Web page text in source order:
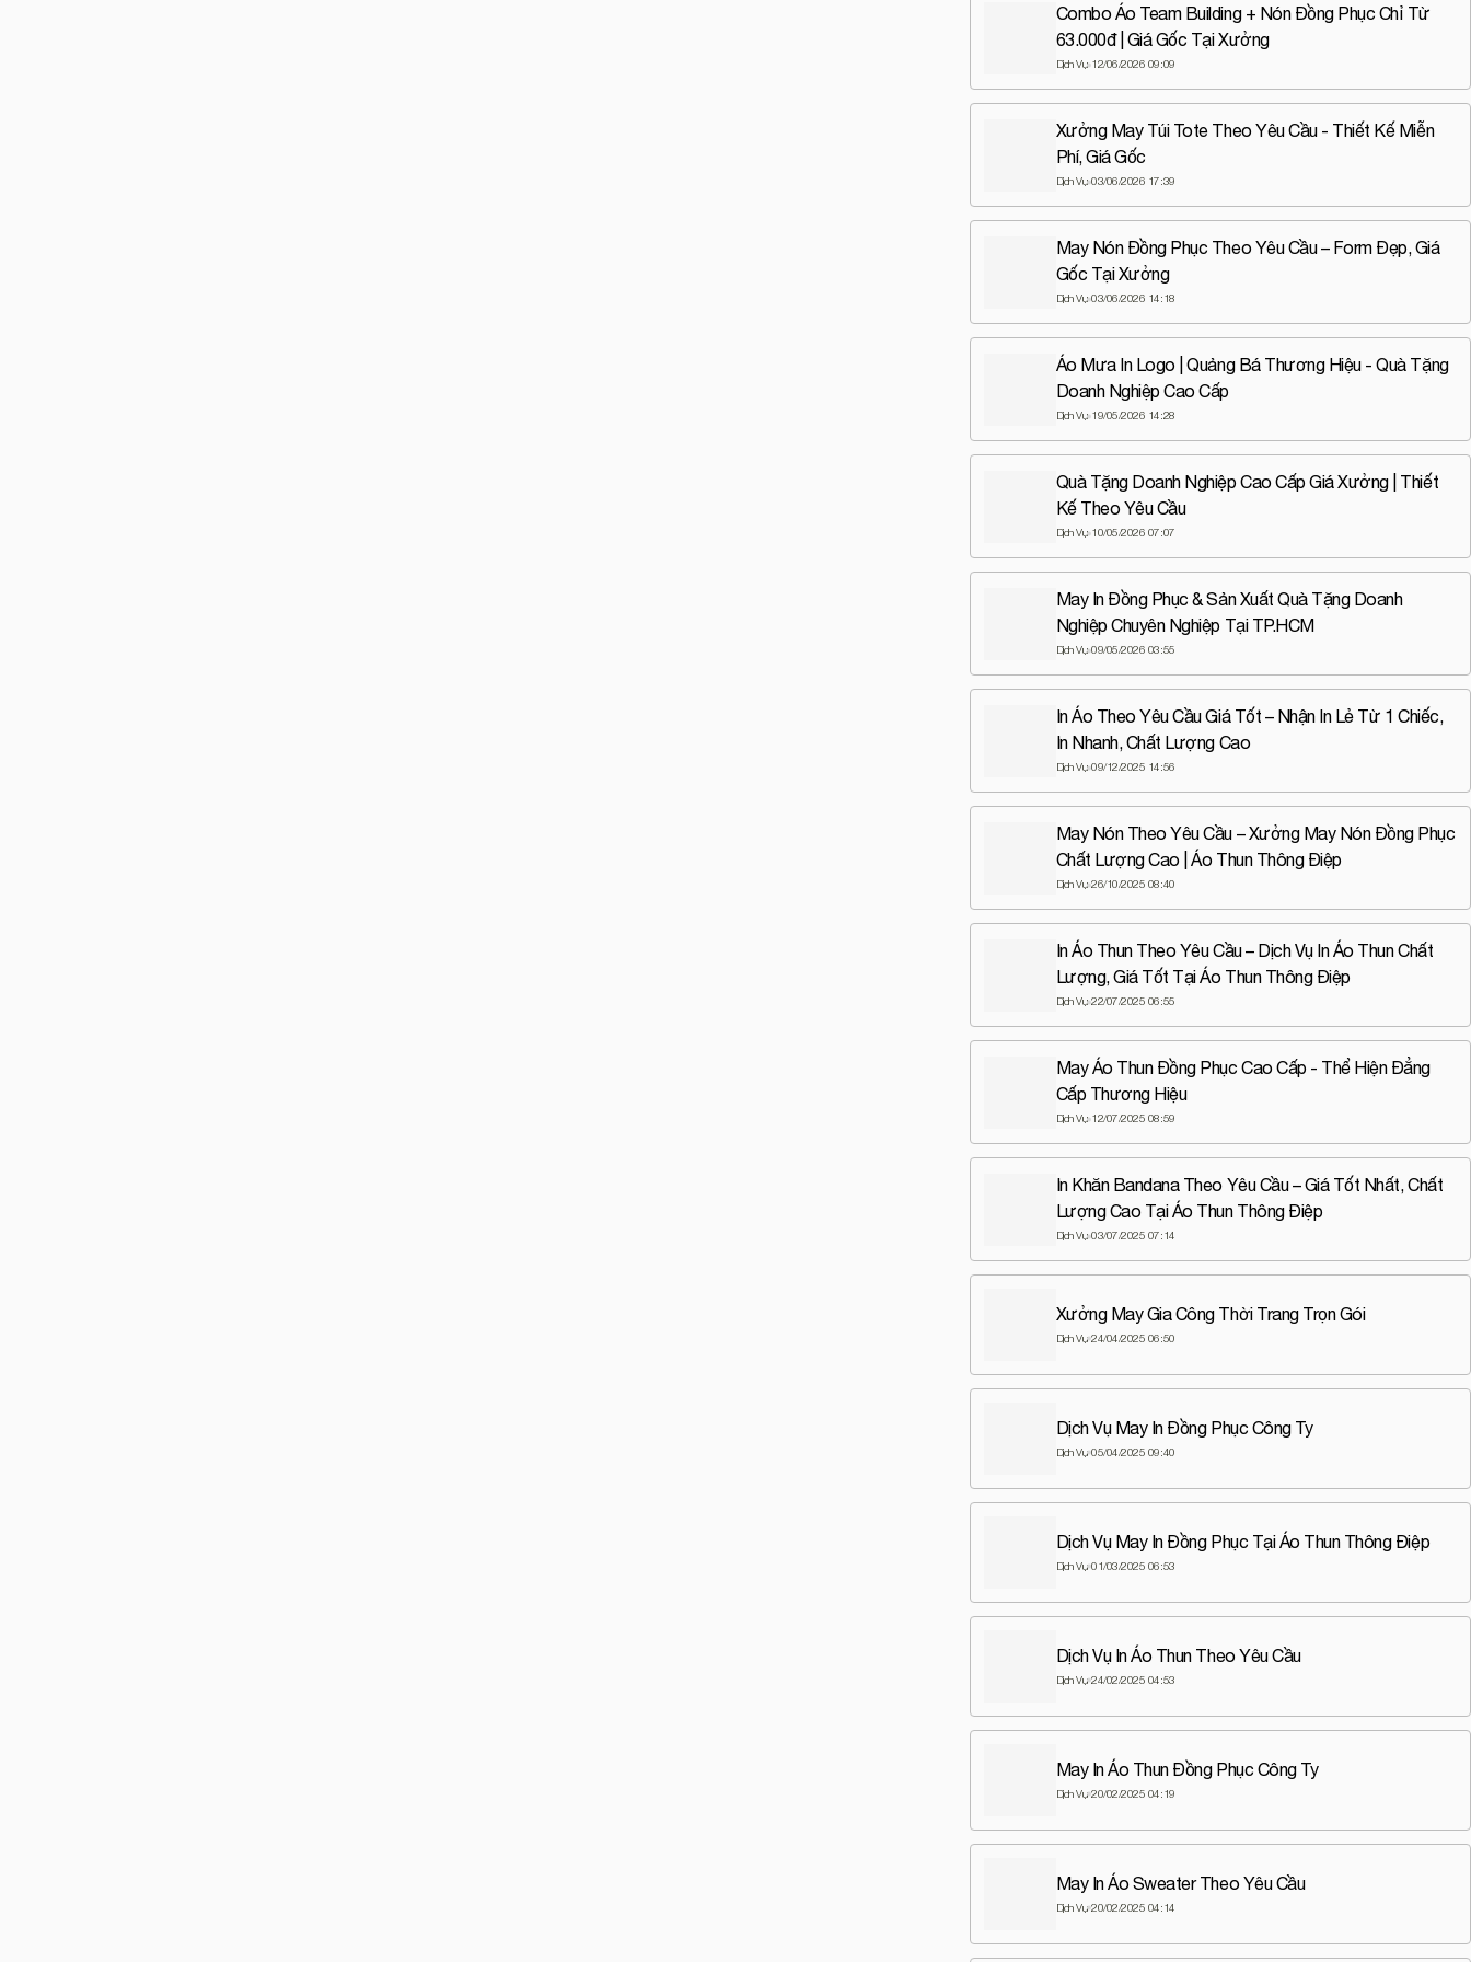
truyền thông thương hiệu
Combo Áo Team Building + Nón Đồng Phục Chỉ Từ
63.000đ | Giá Gốc Tại Xưởng
Dịch Vụ 12/06/2026 09:09
Xưởng May Túi Tote Theo Yêu Cầu - Thiết Kế Miễn
Phí, Giá Gốc
Dịch Vụ 03/06/2026 17:39
May Nón Đồng Phục Theo Yêu Cầu – Form Đẹp, Giá
Gốc Tại Xưởng
Dịch Vụ 03/06/2026 14:18
Áo Mưa In Logo | Quảng Bá Thương Hiệu - Quà Tặng
Doanh Nghiệp Cao Cấp
Dịch Vụ 19/05/2026 14:28
Quà Tặng Doanh Nghiệp Cao Cấp Giá Xưởng | Thiết
Kế Theo Yêu Cầu
Dịch Vụ 10/05/2026 07:07
May In Đồng Phục & Sản Xuất Quà Tặng Doanh
Nghiệp Chuyên Nghiệp Tại TP.HCM
Dịch Vụ 09/05/2026 03:55
In Áo Theo Yêu Cầu Giá Tốt – Nhận In Lẻ Từ 1 Chiếc,
In Nhanh, Chất Lượng Cao
Dịch Vụ 09/12/2025 14:56
May Nón Theo Yêu Cầu – Xưởng May Nón Đồng Phục
Chất Lượng Cao | Áo Thun Thông Điệp
Dịch Vụ 26/10/2025 08:40
In Áo Thun Theo Yêu Cầu – Dịch Vụ In Áo Thun Chất
Lượng, Giá Tốt Tại Áo Thun Thông Điệp
Dịch Vụ 22/07/2025 06:55
May Áo Thun Đồng Phục Cao Cấp - Thể Hiện Đẳng
Cấp Thương Hiệu
Dịch Vụ 12/07/2025 08:59
In Khăn Bandana Theo Yêu Cầu – Giá Tốt Nhất, Chất
Lượng Cao Tại Áo Thun Thông Điệp
Dịch Vụ 03/07/2025 07:14
Xưởng May Gia Công Thời Trang Trọn Gói
Dịch Vụ 24/04/2025 06:50
Dịch Vụ May In Đồng Phục Công Ty
Dịch Vụ 05/04/2025 09:40
Dịch Vụ May In Đồng Phục Tại Áo Thun Thông Điệp
Dịch Vụ 01/03/2025 06:53
Dịch Vụ In Áo Thun Theo Yêu Cầu
Dịch Vụ 24/02/2025 04:53
May In Áo Thun Đồng Phục Công Ty
Dịch Vụ 20/02/2025 04:19
May In Áo Sweater Theo Yêu Cầu
Dịch Vụ 20/02/2025 04:14